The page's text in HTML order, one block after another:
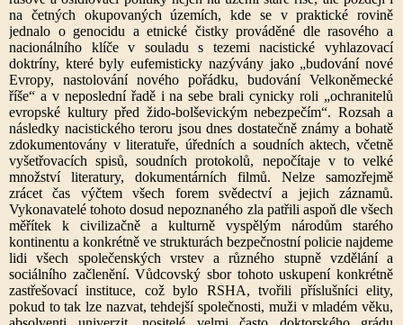
na četných okupovaných územích, kde se v praktické rovině
jednalo o genocidu a etnické čistky prováděné dle rasového a
nacionálního klíče v souladu s tezemi nacistické vyhlazovací
doktríny, které byly eufemisticky nazývány jako „budování nové
Evropy, nastolování nového pořádku, budování Velkoněmecké
říše“ a v neposlední řadě i na sebe brali cynicky roli „ochranitelů
evropské kultury před žido-bolševickým nebezpečím“. Rozsah a
následky nacistického teroru jsou dnes dostatečně známy a bohatě
zdokumentovány v literatuře, úředních a soudních aktech, včetně
vyšetřovacích spisů, soudních protokolů, nepočítaje v to velké
množství literatury, dokumentárních filmů. Nelze samozřejmě
zrácet čas výčtem všech forem svědectví a jejich záznamů.
Vykonavatelé tohoto dosud nepoznaného zla patřili aspoň dle všech
měřítek k civilizačně a kulturně vyspělým národům starého
kontinentu a konkrétně ve strukturách bezpečnostní policie najdeme
lidi všech společenských vrstev a různého stupně vzdělání a
sociálního začlenění. Vůdcovský sbor tohoto uskupení konkrétně
zastřešovací instituce, což bylo RSHA, tvořili příslušníci elity,
pokud to tak lze nazvat, tehdejší společnosti, muži v mladém věku,